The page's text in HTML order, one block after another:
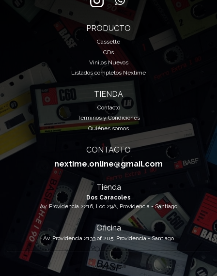
PRODUCTO
Cassette
CDs
Vinilos Nuevos
Listados completos Nextime
TIENDA
Contacto
Términos y Condiciones
Quiénes somos
CONTACTO
nextime.online@gmail.com
Tienda
Dos Caracoles
Av. Providencia 2216, Loc 29A, Providencia - Santiago
Oficina
Av. Providencia 2133 of 205, Providencia - Santiago